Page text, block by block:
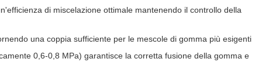
di miscelazione ottimale mantenendo il controllo della
una coppia sufficiente per le mescole di gomma più esigenti
0,6-0,8 MPa) garantisce la corretta fusione della gomma e